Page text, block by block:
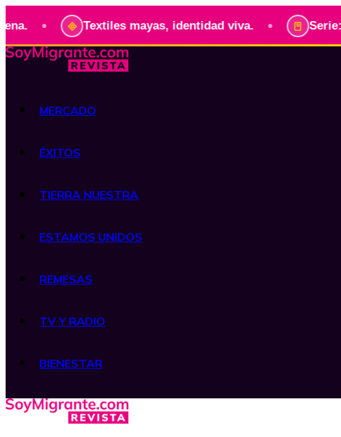
Textiles mayas, identidad viva. • Serie:
MERCADO
ÉXITOS
TIERRA NUESTRA
ESTAMOS UNIDOS
REMESAS
TV Y RADIO
BIENESTAR